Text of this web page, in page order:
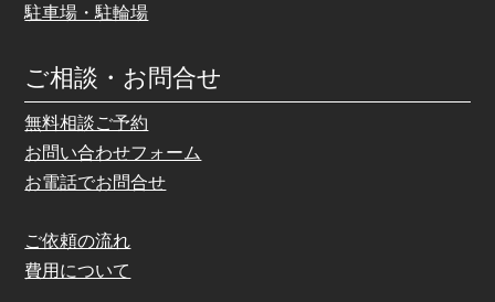
駐車場・駐輪場
ご相談・お問合せ
無料相談ご予約
お問い合わせフォーム
お電話でお問合せ
ご依頼の流れ
費用について